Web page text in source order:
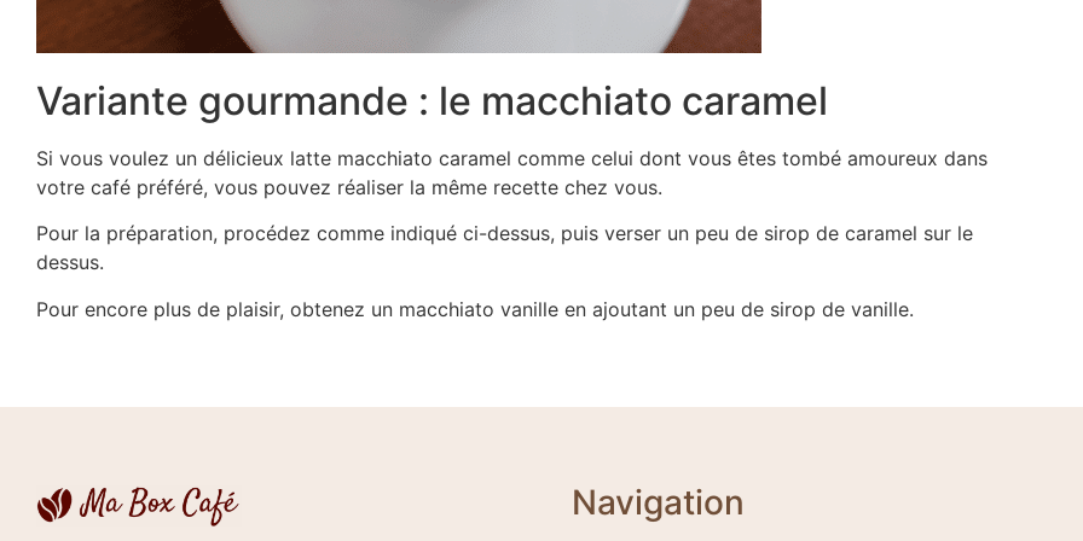
Variante gourmande : le macchiato caramel
Si vous voulez un délicieux latte macchiato caramel comme celui dont vous êtes tombé amoureux dans
votre café préféré, vous pouvez réaliser la même recette chez vous.
Pour la préparation, procédez comme indiqué ci-dessus, puis verser un peu de sirop de caramel sur le
dessus.
Pour encore plus de plaisir, obtenez un macchiato vanille en ajoutant un peu de sirop de vanille.
Navigation